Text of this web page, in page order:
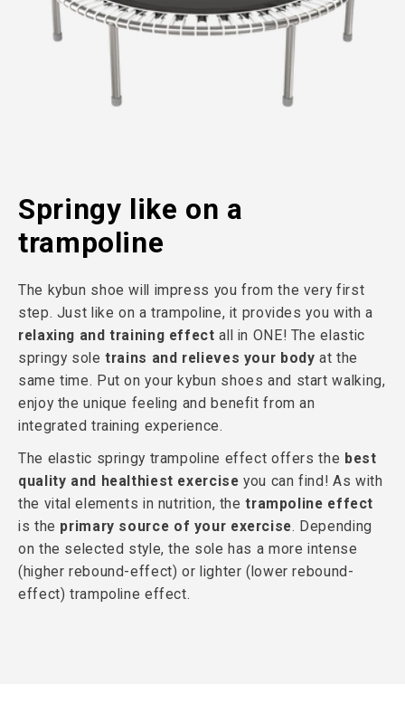
Springy like on a
trampoline
The kybun shoe will impress you from the very first
step. Just like on a trampoline, it provides you with a
relaxing and training effect all in ONE! The elastic
springy soletrains and relieves your body at the
same time. Put on your kybun shoes and start walking,
enjoy the unique feeling and benefit from an
integrated training experience.
The elastic springy trampoline effect offers the best
quality and healthiest exercise you can find! As with
the vital elements in nutrition, thetrampoline effect
is the primary source of your exercise. Depending
on the selected style, the sole has a more intense
(higher rebound-effect) or lighter (lower rebound-
effect) trampoline effect.